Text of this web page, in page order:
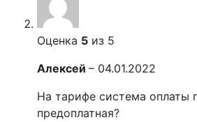
Оценка 5 из 5
Алексей – 04.01.2022
На тарифе система оплаты
предоплатная?